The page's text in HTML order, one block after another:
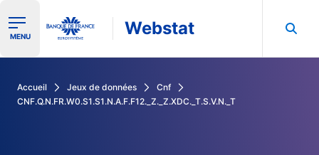
Ouvrir le menu de navigation
MENU Webstat
Accueil Jeux de données
Cnf
CNF.Q.N.FR.W0.S1.S1.N.A.F.F12._Z._Z.XDC._T.S.V.N._T